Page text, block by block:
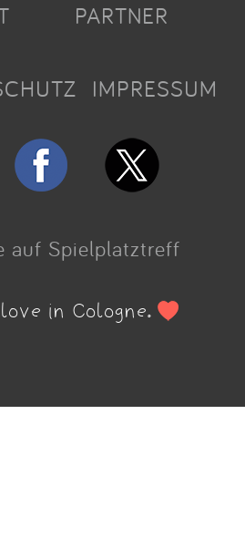
PARTNER
IMPRESSUM
auf Spielplatztreff
in Cologne.